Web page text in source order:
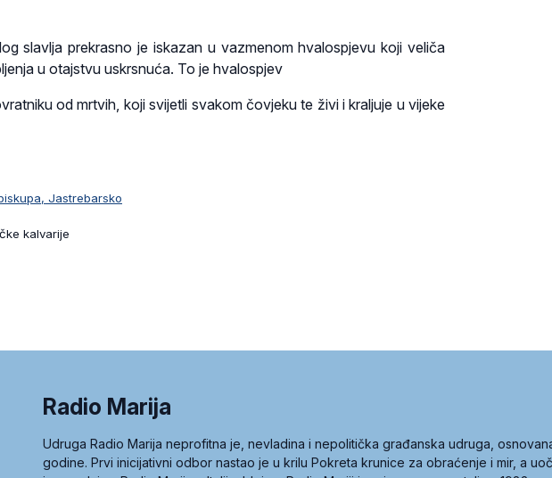
slavlja prekrasno je iskazan u vazmenom hvalospjevu koji veliča
u otajstvu uskrsnuća. To je hvalospjev
od mrtvih, koji svijetli svakom čovjeku te živi i kraljuje u vijeke
Jastrebarsko
kalvarije
Radio Marija
Udruga Radio Marija neprofitna je, nevladina i nepolitička građanska udruga,
godine. Prvi inicijativni odbor nastao je u krilu Pokreta krunice za obraćenje i mir, a